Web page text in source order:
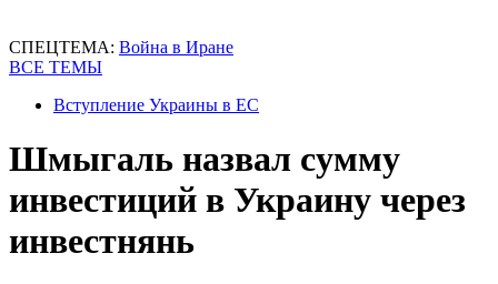
СПЕЦТЕМА: Война в Иране
ВСЕ ТЕМЫ
Вступление Украины в ЕС
Шмыгаль назвал сумму
инвестиций в Украину через
инвестнянь